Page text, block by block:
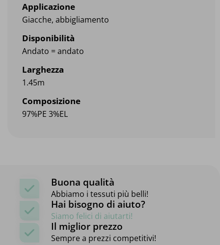
Applicazione
Giacche, abbigliamento
Disponibilità
Andato = andato
Larghezza
1.45m
Composizione
97%PE 3%EL
Buona qualità
Abbiamo i tessuti più belli!
Hai bisogno di aiuto?
Siamo felici di aiutarti!
Il miglior prezzo
Sempre a prezzi competitivi!